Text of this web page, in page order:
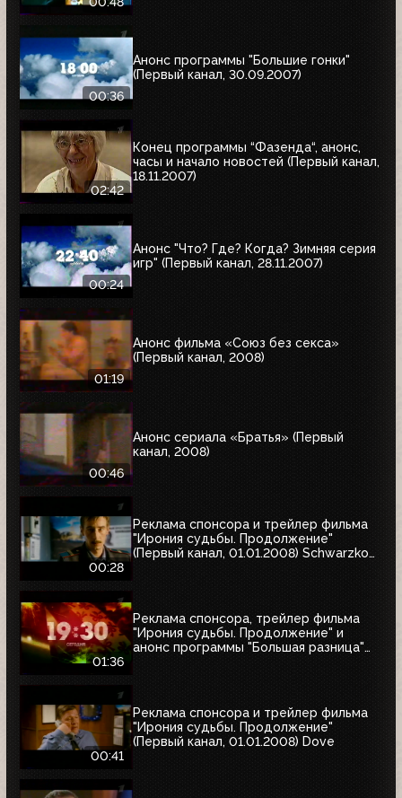
00:36
Анонс программы "Большие гонки"
(Первый канал, 30.09.2007)
02:42
Конец программы “Фазенда“, анонс,
часы и начало новостей (Первый канал,
18.11.2007)
00:24
Анонс "Что? Где? Когда? Зимняя серия
игр" (Первый канал, 28.11.2007)
01:19
Анонс фильма «Союз без секса»
(Первый канал, 2008)
00:46
Анонс сериала «Братья» (Первый
канал, 2008)
00:28
Реклама спонсора и трейлер фильма
"Ирония судьбы. Продолжение"
(Первый канал, 01.01.2008) Schwarzkopf
01:36
Реклама спонсора, трейлер фильма
"Ирония судьбы. Продолжение" и
анонс программы "Большая разница"
00:41
Реклама спонсора и трейлер фильма
"Ирония судьбы. Продолжение"
(Первый канал, 01.01.2008) Dove